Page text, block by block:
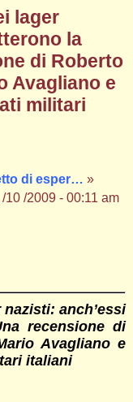
lager
la
di Roberto
Avagliano e
militari
di esper… »
10 /2009 - 00:11 am
anch’essi
recensione di
Avagliano e
italiani